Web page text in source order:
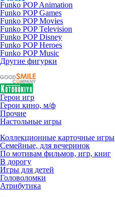
Funko POP Animation
Funko POP Games
Funko POP Movies
Funko POP Television
Funko POP Disney
Funko POP Heroes
Funko POP Music
Другие фигурки
Герои игр
Герои кино, м/ф
Прочие
Настольные игры
Коллекционные карточные игры
Семейные, для вечеринок
По мотивам фильмов, игр, книг
В дорогу
Игры для детей
Головоломки
Атрибутика